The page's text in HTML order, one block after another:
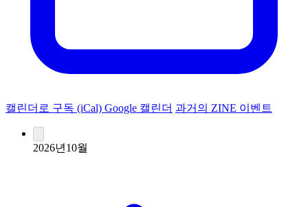
캘린더로 구독 (iCal) Google 캘린더 과거의 ZINE 이벤트
2026년10월